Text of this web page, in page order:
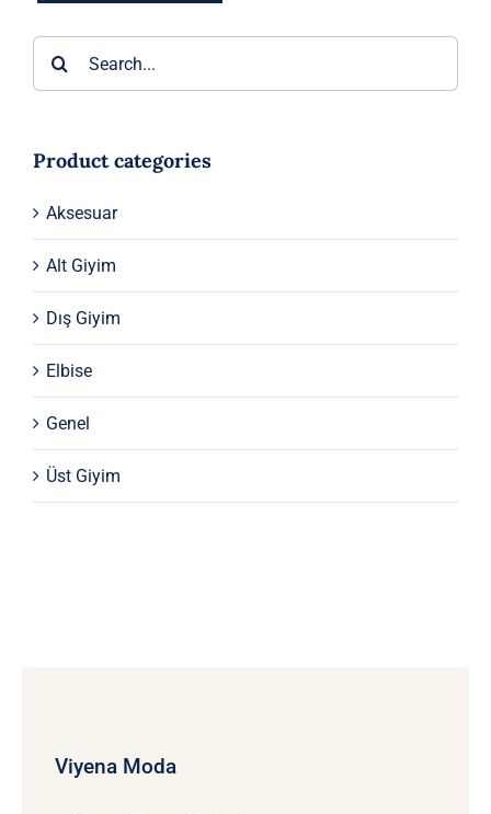
Product categories
Aksesuar
Alt Giyim
Dış Giyim
Elbise
Genel
Üst Giyim
Viyena Moda